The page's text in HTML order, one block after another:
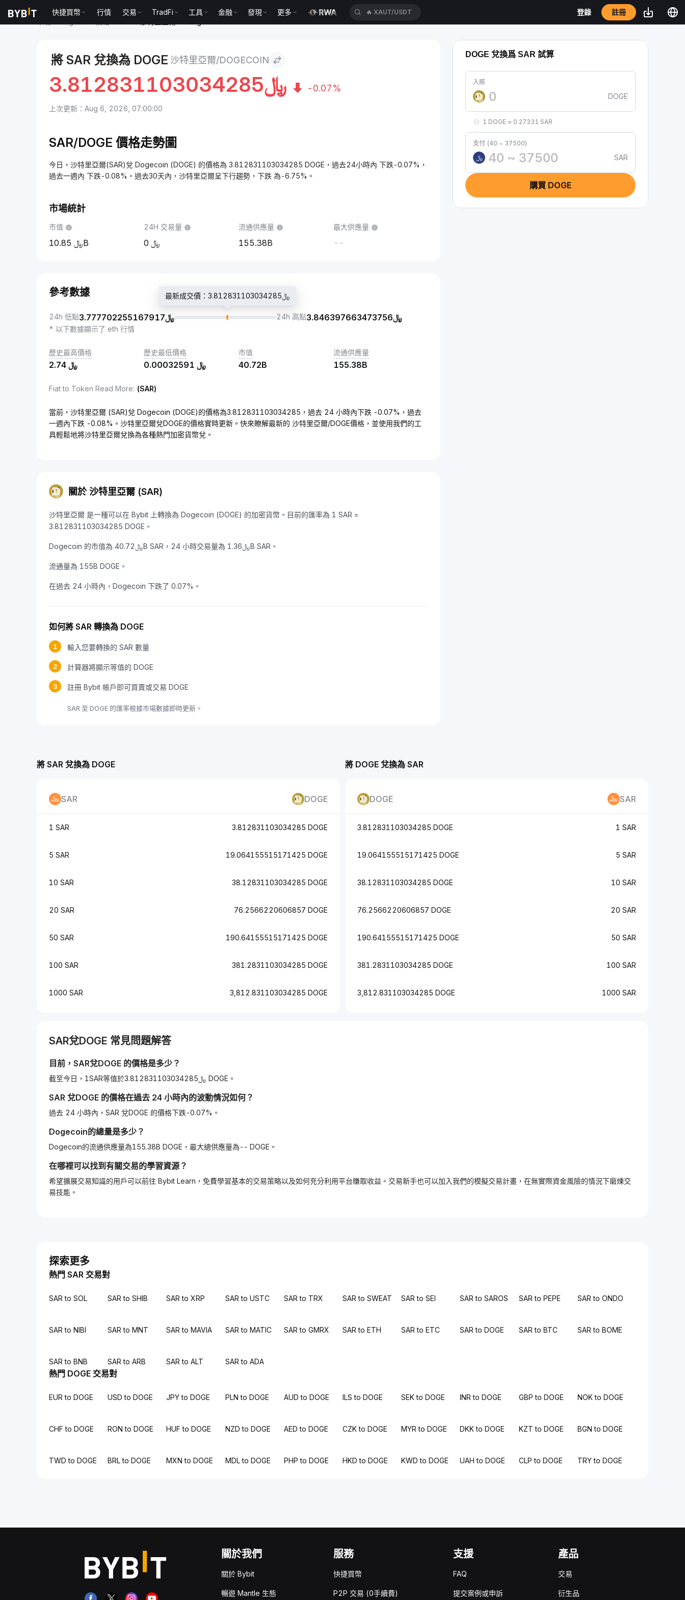
快捷買幣 行情 交易 TradFi 工具 金融 發現 更多 🔥 XAUT/USDT 登錄 註冊
將 SAR 兌換為 DOGE 沙特里亞爾/DOGECOIN
﷼3.812831103034285 -0.07%
上次更新：Aug 6, 2026, 07:00:00
SAR/DOGE 價格走勢圖
今日，沙特里亞爾(SAR)兌 Dogecoin (DOGE) 的價格為 3.812831103034285 DOGE，過去24小時內 下跌-0.07%，
過去一週內 下跌-0.08%。過去30天內，沙特里亞爾呈下行趨勢，下跌 為-6.75%。
市場統計
市值
10.85B
24H 交易量
0
流通供應量
155.38B
最大供應量
--
參考數據
24h 低點 ﷼3.777702255167917
最新成交價：﷼3.812831103034285
24h 高點 ﷼3.846397663473756
* 以下數據顯示了 eth 行情
歷史最高價格
﷼ 2.74
歷史最低價格
﷼ 0.00032591
市值
40.72B
流通供應量
155.38B
Fiat to Token Read More: (SAR)
當前，沙特里亞爾 (SAR)兌 Dogecoin (DOGE)的價格為3.812831103034285，過去 24 小時內下跌 -0.07%，過去
一週內下跌 -0.08%。沙特里亞爾兌DOGE的價格實時更新。快來瞭解最新的 沙特里亞爾/DOGE價格，並使用我們的工
具輕鬆地將沙特里亞爾兌換為各種熱門加密貨幣兌。
關於 沙特里亞爾 (SAR)
沙特里亞爾 是一種可以在 Bybit 上轉換為 Dogecoin (DOGE) 的加密貨幣。目前的匯率為 1 SAR =
3.812831103034285 DOGE。
Dogecoin 的市值為 ﷼40.72B SAR，24 小時交易量為 ﷼1.36B SAR。
流通量為 155B DOGE。
在過去 24 小時內，Dogecoin 下跌了 0.07%。
如何將 SAR 轉換為 DOGE
1 輸入您要轉換的 SAR 數量
2 計算器將顯示等值的 DOGE
3 註冊 Bybit 帳戶即可買賣或交易 DOGE
SAR 至 DOGE 的匯率根據市場數據即時更新。
DOGE 兌換爲 SAR 試算
入賬
DOGE
1 DOGE ≈ 0.27331 SAR
支付 (40 ~ 37500)
﷼
SAR
購買 DOGE
將 DOGE 兌換為 SAR
DOGE SAR
3.812831103034285 DOGE 1 SAR
19.064155515171425 DOGE 5 SAR
38.12831103034285 DOGE 10 SAR
76.2566220606857 DOGE 20 SAR
190.64155515171425 DOGE 50 SAR
381.2831103034285 DOGE 100 SAR
3,812.831103034285 DOGE 1000 SAR
將 SAR 兌換為 DOGE
SAR DOGE
1 SAR 3.812831103034285 DOGE
5 SAR 19.064155515171425 DOGE
10 SAR 38.12831103034285 DOGE
20 SAR 76.2566220606857 DOGE
50 SAR 190.64155515171425 DOGE
100 SAR 381.2831103034285 DOGE
1000 SAR 3,812.831103034285 DOGE
SAR兌DOGE 常見問題解答
目前， SAR兌DOGE 的價格是多少？
截至今日，1SAR等值於﷼3.812831103034285 DOGE。
SAR 兌DOGE 的價格在過去 24 小時內的波動情況如何？
過去 24 小時內，SAR 兌DOGE 的價格下跌-0.07%。
Dogecoin的總量是多少？
Dogecoin的流通供應量為155.38B DOGE，最大總供應量為-- DOGE。
在哪裡可以找到有關交易的學習資源？
希望擴展交易知識的用戶可以前往 Bybit Learn，免費學習基本的交易策略以及如何充分利用平台賺取收益。交易新手也可以加入我們的模擬交易計畫，在無實際資金風險的情況下磨煉交
易技能。
探索更多
熱門 SAR 交易對
SAR to SOL SAR to SHIB SAR to XRP SAR to USTC SAR to TRX SAR to SWEAT SAR to SEI SAR to SAROS SAR to PEPE SAR to ONDO
SAR to NIBI SAR to MNT SAR to MAVIA SAR to MATIC SAR to GMRX SAR to ETH SAR to ETC SAR to DOGE SAR to BTC SAR to BOME
SAR to BNB SAR to ARB SAR to ALT SAR to ADA
熱門 DOGE 交易對
EUR to DOGE USD to DOGE JPY to DOGE PLN to DOGE AUD to DOGE ILS to DOGE SEK to DOGE INR to DOGE GBP to DOGE NOK to DOGE
CHF to DOGE RON to DOGE HUF to DOGE NZD to DOGE AED to DOGE CZK to DOGE MYR to DOGE DKK to DOGE KZT to DOGE BGN to DOGE
TWD to DOGE BRL to DOGE MXN to DOGE MDL to DOGE PHP to DOGE HKD to DOGE KWD to DOGE UAH to DOGE CLP to DOGE TRY to DOGE
關於我們
關於 Bybit
暢遊 Mantle 生態
服務
快捷買幣
P2P 交易 (0手續費)
支援
FAQ
提交案例或申訴
產品
交易
衍生品